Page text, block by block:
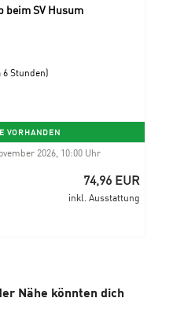
beim SV Husum
6 Stunden)
VORHANDEN
2026, 10:00 Uhr
74,96 EUR
inkl. Ausstattung
Nähe könnten dich